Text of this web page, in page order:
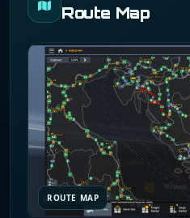
Route Map
ROUTE MAP